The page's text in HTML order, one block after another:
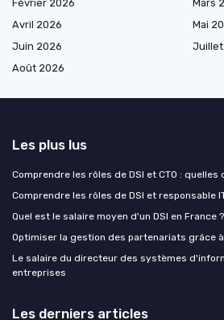
Février 2026
Mars
Avril 2026
Mai
Juin 2026
Août 2026
Les plus lus
Comprendre les rôles de DSI et CTO : quelles
Comprendre les rôles de DSI et responsable
Quel est le salaire moyen d'un DSI en France ?
Optimiser la gestion des partenariats grâce
Le salaire du directeur des systèmes
entreprises
Les derniers articles